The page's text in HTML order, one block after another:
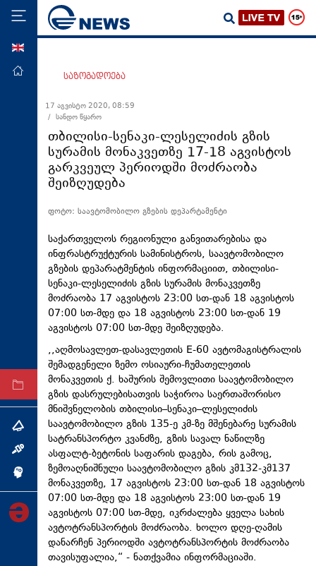
მთავარი
ეკონომიკა
მსოფლიო
ჯანდაცვა
საზოგადოება
სამართალი
თავდაცვა
რეგიონი
კულტურა
ტექნოლოგიები
ტაბლოიდი
თემა
ინტერვიუ
ინქვიზიცია
საზოგადოება
17 აგვისტო 2020, 08:59
/ სანდო წყარო
თბილისი-სენაკი-ლესელიძის გზის
სურამის მონაკვეთზე 17-18 აგვისტოს
გარკვეულ პერიოდში მოძრაობა
შეიზღუდება
ფოტო: საავტომობილო გზების დეპარტამენტი
საქართველოს რეგიონული განვითარებისა და
ინფრასტრუქტურის სამინისტროს, საავტომობილო
გზების დეპარატმენტის ინფორმაციით, თბილისი-
სენაკი-ლესელიძის გზის სურამის მონაკვეთზე
მოძრაობა 17 აგვისტოს 23:00 სთ-დან 18 აგვისტოს
07:00 სთ-მდე და 18 აგვისტოს 23:00 სთ-დან 19
აგვისტოს 07:00 სთ-მდე შეიზღუდება.
,,აღმოსავლეთ-დასავლეთის E-60 ავტომაგისტრალის
შემადგენელი ზემო ოსიაური-ჩუმათელეთის
მონაკვეთის ქ. ხაშურის შემოვლითი საავტომობილო
გზის დასრულებისათვის საჭიროა საერთაშორისო
მნიშვნელობის თბილისი–სენაკი–ლესელიძის
საავტომობილო გზის 135-ე კმ-ზე მშენებარე სურამის
სატრანსპორტო კვანძზე, გზის სავალ ნაწილზე
ასფალტ-ბეტონის საფარის დაგება, რის გამოც,
ზემოაღნიშნული საავტომობილო გზის კმ132-კმ137
მონაკვეთზე, 17 აგვისტოს 23:00 სთ-დან 18 აგვისტოს
07:00 სთ-მდე და 18 აგვისტოს 23:00 სთ-დან 19
აგვისტოს 07:00 სთ-მდე, იკრძალება ყველა სახის
ავტოტრანსპორტის მოძრაობა. ხოლო დღე-ღამის
დანარჩენ პერიოდში ავტოტრანსპორტის მოძრაობა
თავისუფალია,“ - ნათქვამია ინფორმაციაში.